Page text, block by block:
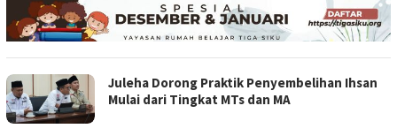
Juleha Dorong Praktik Penyembelihan Ihsan
Mulai dari Tingkat MTs dan MA